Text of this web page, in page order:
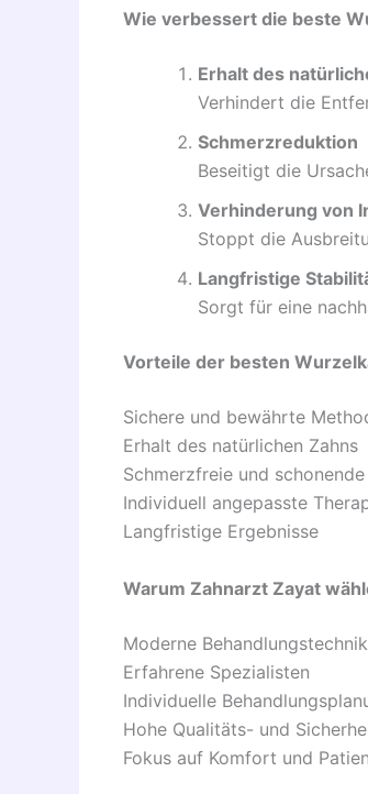
Wie verbessert die beste
Erhalt des
Verhindert die
Schmerzreduktion
Beseitigt die
Verhinderung von
Stoppt die
Langfristige
Sorgt für eine
Vorteile der besten
Sichere und bewährte
Erhalt des natürlichen Zahns
Schmerzfreie und
Individuell angepasste
Langfristige Ergebnisse
Warum Zahnarzt Zayat
Moderne
Erfahrene Spezialisten
Individuelle
Hohe Qualitäts- und
Fokus auf Komfort und